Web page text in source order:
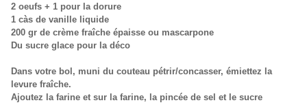
2 oeufs + 1 pour la dorure
1 càs de vanille liquide
200 gr de crème fraîche épaisse ou mascarpone
Du sucre glace pour la déco
Dans votre bol, muni du couteau pétrir/concasser, émiettez la
levure fraîche.
Ajoutez la farine et sur la farine, la pincée de sel et le sucre